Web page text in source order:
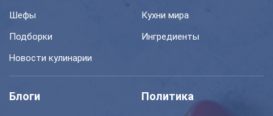
Шефы
Кухни мира
Подборки
Ингредиенты
Новости кулинарии
Блоги Политика